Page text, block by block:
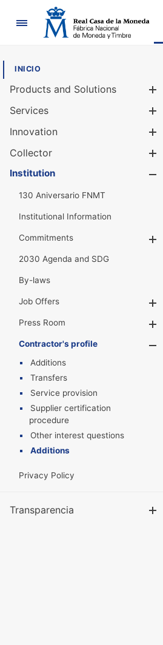
Navigation
INICIO
Products and Solutions
Services
Innovation
Collector
Institution
130 Aniversario FNMT
Institutional Information
Commitments
2030 Agenda and SDG
By-laws
Job Offers
Press Room
Contractor's profile
Additions
Transfers
Service provision
Supplier certification
procedure
Other interest questions
Additions
Privacy Policy
Transparencia